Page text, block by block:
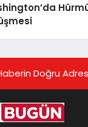
Doğru